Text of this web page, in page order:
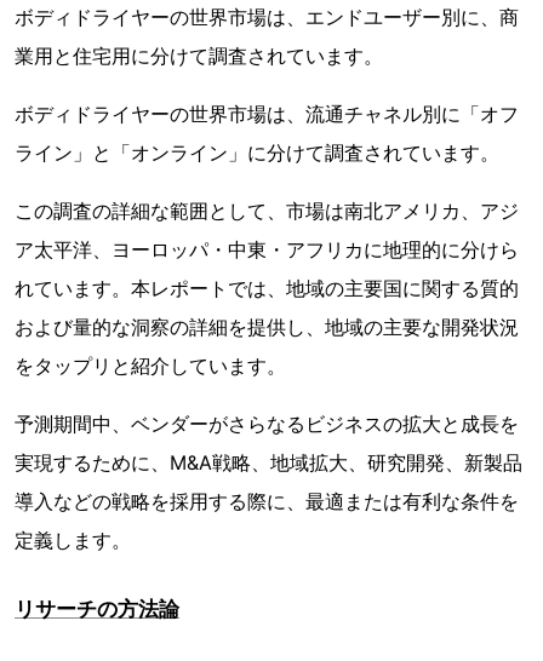
ボディドライヤーの世界市場は、エンドユーザー別に、商
業用と住宅用に分けて調査されています。
ボディドライヤーの世界市場は、流通チャネル別に「オフ
ライン」と「オンライン」に分けて調査されています。
この調査の詳細な範囲として、市場は南北アメリカ、アジ
ア太平洋、ヨーロッパ・中東・アフリカに地理的に分けら
れています。本レポートでは、地域の主要国に関する質的
および量的な洞察の詳細を提供し、地域の主要な開発状況
をタップリと紹介しています。
予測期間中、ベンダーがさらなるビジネスの拡大と成長を
実現するために、M&A戦略、地域拡大、研究開発、新製品
導入などの戦略を採用する際に、最適または有利な条件を
定義します。
リサーチの方法論